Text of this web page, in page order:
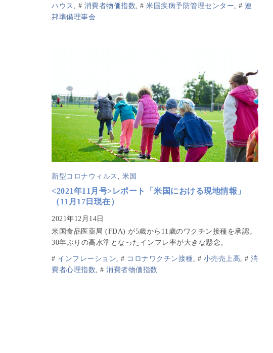
ハウス , # 消費者物価指数, # 米国疾病予防管理センター, # 連
邦準備理事会
新型コロナウィルス , 米国
<2021年11月号>レポート「米国における現地情報」
（11月17日現在）
米国食品医薬局 (FDA) が5歳から11歳のワクチン接種を承認。
30年ぶりの高水準となったインフレ率が大きな懸念。
# インフレーション, # コロナワクチン接種, # 小売売上高, # 消
費者心理指数, # 消費者物価指数